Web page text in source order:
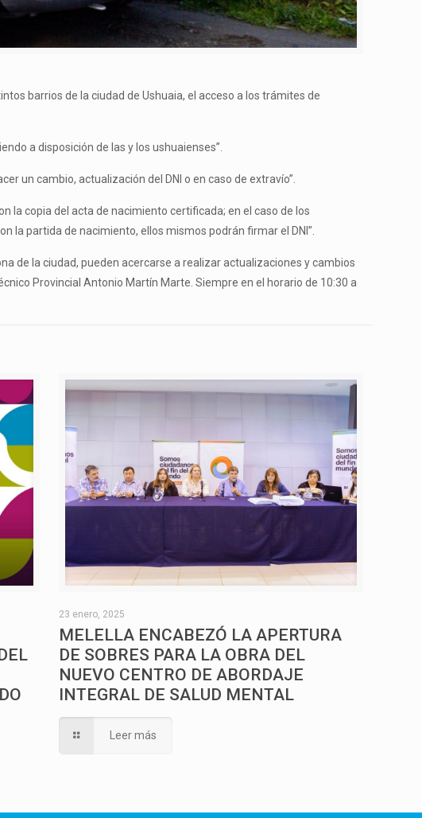
barrios de la ciudad de Ushuaia, el acceso a los trámites de
a disposición de las y los ushuaienses”.
un cambio, actualización del DNI o en caso de extravío”.
la copia del acta de nacimiento certificada; en el caso de los
la partida de nacimiento, ellos mismos podrán firmar el DNI”.
de la ciudad, pueden acercarse a realizar actualizaciones y cambios
Provincial Antonio Martín Marte. Siempre en el horario de 10:30 a
23 enero, 2025
MELELLA ENCABEZÓ LA APERTURA
DE SOBRES PARA LA OBRA DEL
NUEVO CENTRO DE ABORDAJE
INTEGRAL DE SALUD MENTAL
Leer más